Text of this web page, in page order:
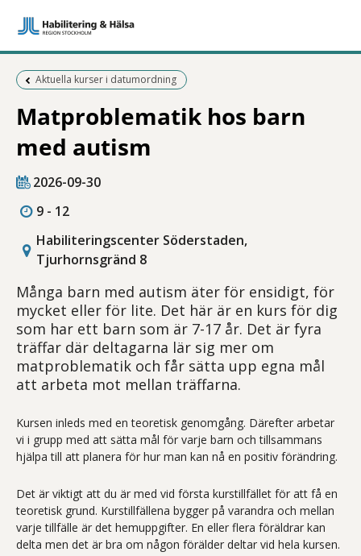
Föregående sida:
Aktuella kurser i datumordning
Matproblematik hos barn
med autism
2026-09-30
9 - 12
Habiliteringscenter Söderstaden,
Tjurhornsgränd 8
Många barn med autism äter för ensidigt, för
mycket eller för lite. Det här är en kurs för dig
som har ett barn som är 7-17 år. Det är fyra
träffar där deltagarna lär sig mer om
matproblematik och får sätta upp egna mål
att arbeta mot mellan träffarna.
Kursen inleds med en teoretisk genomgång. Därefter arbetar
vi i grupp med att sätta mål för varje barn och tillsammans
hjälpa till att planera för hur man kan nå en positiv förändring.
Det är viktigt att du är med vid första kurstillfället för att få en
teoretisk grund. Kurstillfällena bygger på varandra och mellan
varje tillfälle är det hemuppgifter. En eller flera föräldrar kan
delta men det är bra om någon förälder deltar vid hela kursen.